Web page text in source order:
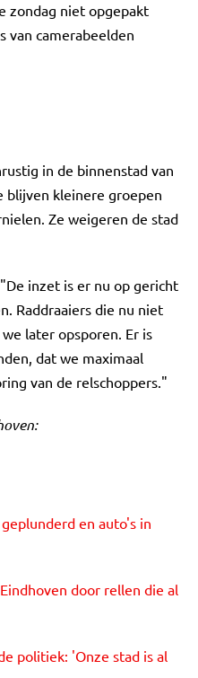
zondag niet opgepakt
van camerabeelden
in de binnenstad van
blijven kleinere groepen
Ze weigeren de stad
inzet is er nu op gericht
Raddraaiers die nu niet
later opsporen. Er is
dat we maximaal
van de relschoppers."
en auto's in
door rellen die al
politiek: 'Onze stad is al